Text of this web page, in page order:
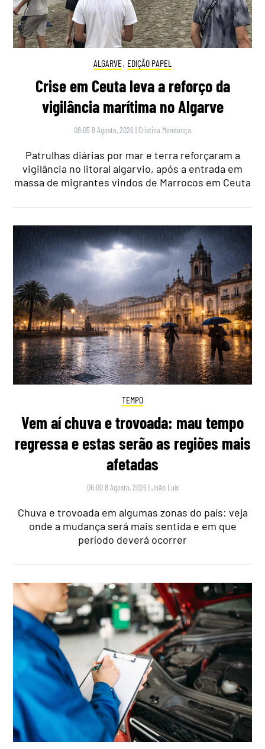
ALGARVE, EDIÇÃO PAPEL
Crise em Ceuta leva a reforço da
vigilância marítima no Algarve
08:05 8 Agosto, 2026 | Cristina Mendonça
Patrulhas diárias por mar e terra reforçaram a
vigilância no litoral algarvio, após a entrada em
massa de migrantes vindos de Marrocos em Ceuta
TEMPO
Vem aí chuva e trovoada: mau tempo
regressa e estas serão as regiões mais
afetadas
06:00 8 Agosto, 2026 |João Luís
Chuva e trovoada em algumas zonas do país: veja
onde a mudança será mais sentida e em que
período deverá ocorrer